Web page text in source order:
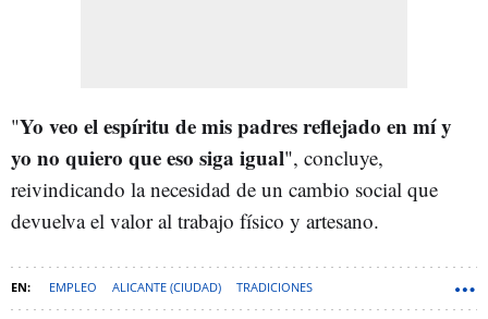
"Yo veo el espíritu de mis padres reflejado en mí y
yo no quiero que eso siga igual", concluye,
reivindicando la necesidad de un cambio social que
devuelva el valor al trabajo físico y artesano.
EMPLEO ALICANTE (CIUDAD) TRADICIONES